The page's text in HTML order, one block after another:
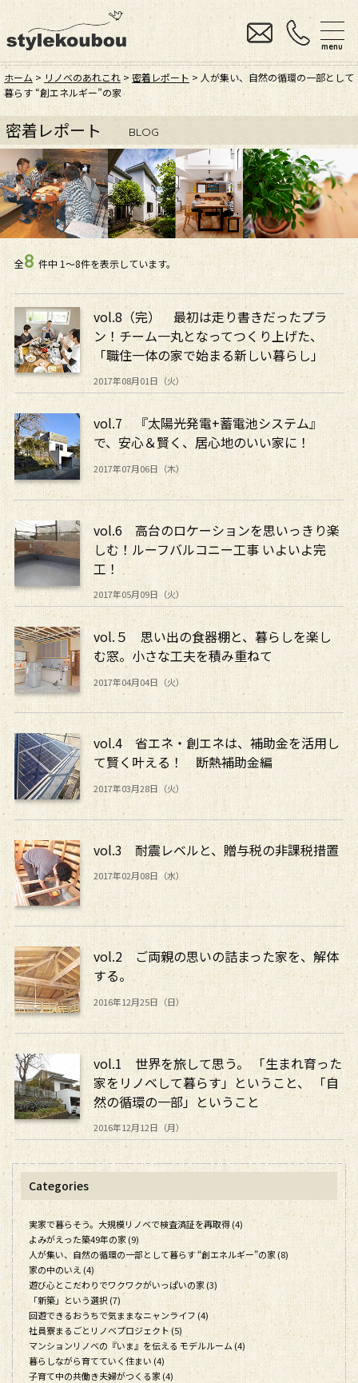
menu
ホーム > リノベのあれこれ > 密着レポート > 人が集い、自然の循環の一部として
暮らす “創エネルギー”の家
密着レポート BLOG
全8 件中 1〜8件を表示しています。
vol.8（完） 最初は走り書きだったプラ
ン！チーム一丸となってつくり上げた、
「職住一体の家で始まる新しい暮らし」
2017年08月01日（火）
vol.7 『太陽光発電+蓄電池システム』
で、安心＆賢く、居心地のいい家に！
2017年07月06日（木）
vol.6 高台のロケーションを思いっきり楽
しむ！ルーフバルコニー工事 いよいよ完
工！
2017年05月09日（火）
vol.５ 思い出の食器棚と、暮らしを楽し
む窓。小さな工夫を積み重ねて
2017年04月04日（火）
vol.4 省エネ・創エネは、補助金を活用し
て賢く叶える！ 断熱補助金編
2017年03月28日（火）
vol.3 耐震レベルと、贈与税の非課税措置
2017年02月08日（水）
vol.2 ご両親の思いの詰まった家を、解体
する。
2016年12月25日（日）
vol.1 世界を旅して思う。 「生まれ育った
家をリノベして暮らす」ということ、 「自
然の循環の一部」ということ
2016年12月12日（月）
Categories
実家で暮らそう。大規模リノベで検査済証を再取得 (4)
よみがえった築49年の家 (9)
人が集い、自然の循環の一部として暮らす “創エネルギー”の家 (8)
家の中のいえ (4)
遊び心とこだわりでワクワクがいっぱいの家 (3)
「新築」という選択 (7)
回遊できるおうちで気ままなニャンライフ (4)
社員寮まるごとリノベプロジェクト (5)
マンションリノベの『いま』を伝える モデルルーム (4)
暮らしながら育てていく住まい (4)
子育て中の共働き夫婦がつくる家 (4)